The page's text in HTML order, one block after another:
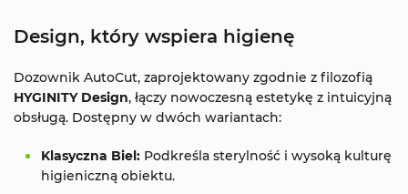
Design, który wspiera higienę
Dozownik AutoCut, zaprojektowany zgodnie z filozofią
HYGINITY Design, łączy nowoczesną estetykę z intuicyjną
obsługą. Dostępny w dwóch wariantach:
Klasyczna Biel: Podkreśla sterylność i wysoką kulturę
higieniczną obiektu.